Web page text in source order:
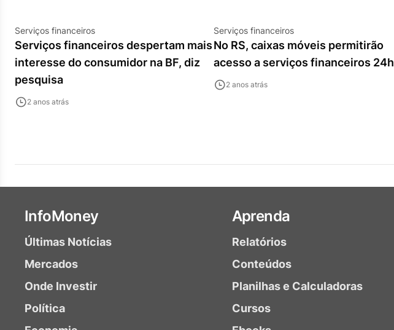
Serviços financeiros
Serviços financeiros despertam mais
interesse do consumidor na BF, diz
pesquisa
2 anos atrás
Serviços financeiros
No RS, caixas móveis permitirão
acesso a serviços financeiros 24h
2 anos atrás
InfoMoney
Últimas Notícias
Mercados
Onde Investir
Política
Aprenda
Relatórios
Conteúdos
Planilhas e Calculadoras
Cursos